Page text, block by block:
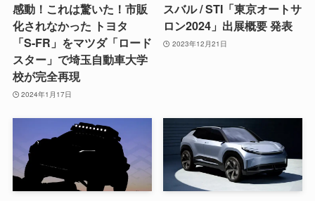
感動！これは驚いた！市販
化されなかった トヨタ
「S-FR」をマツダ「ロード
スター」で埼玉自動車大学
校が完全再現
2024年1月17日
スバル / STI「東京オートサ
ロン2024」出展概要 発表
2023年12月21日